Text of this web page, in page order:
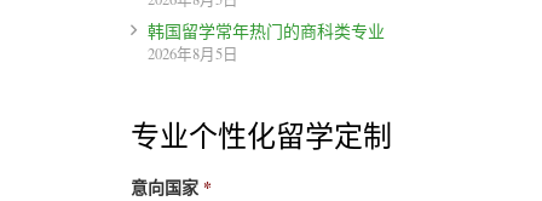
韩国留学常年热门的商科类专业
2026年8月5日
专业个性化留学定制
意向国家 *